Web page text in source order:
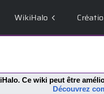
WikiHalo
. Ce wiki peut être
Découvrez